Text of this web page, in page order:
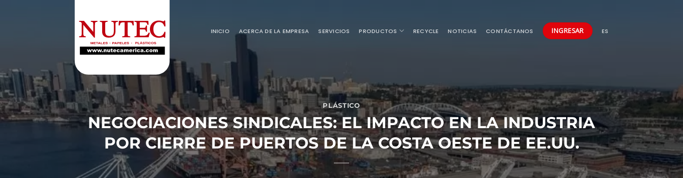
INICIO ACERCA DE LA EMPRESA SERVICIOS PRODUCTOS RECYCLE NOTICIAS CONTÁCTANOS INGRESAR ES
PLÁSTICO
NEGOCIACIONES SINDICALES: EL IMPACTO EN LA INDUSTRIA
POR CIERRE DE PUERTOS DE LA COSTA OESTE DE EE.UU.